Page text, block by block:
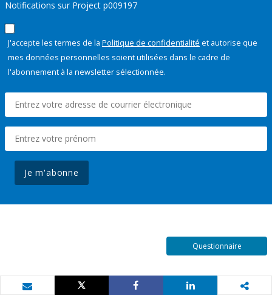
Notifications sur Project p009197
J'accepte les termes de la Politique de confidentialité et autorise que
mes données personnelles soient utilisées dans le cadre de
l'abonnement à la newsletter sélectionnée.
Je m'abonne
Questionnaire